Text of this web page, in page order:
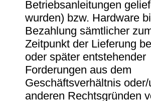
Betriebsanleitungen
wurden) bzw. Hardware
Bezahlung sämtlicher
Zeitpunkt der Lieferung
oder später entstehender
Forderungen aus dem
Geschäftsverhältnis
anderen Rechtsgründen